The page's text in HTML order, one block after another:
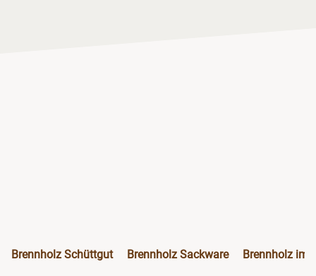
Brennholz Schüttgut Brennholz Sackware Brennholz im
Schleswig-Holstein